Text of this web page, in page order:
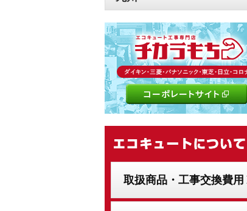
取扱商品・工事交換費用